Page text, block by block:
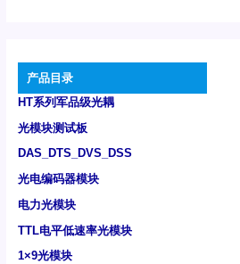
产品目录
HT系列军品级光耦
光模块测试板
DAS_DTS_DVS_DSS
光电编码器模块
电力光模块
TTL电平低速率光模块
1×9光模块